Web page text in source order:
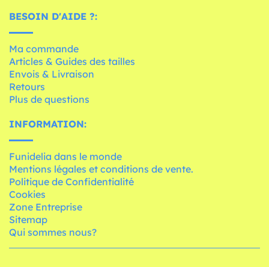
BESOIN D'AIDE ?:
Ma commande
Articles & Guides des tailles
Envois & Livraison
Retours
Plus de questions
INFORMATION:
Funidelia dans le monde
Mentions légales et conditions de vente.
Politique de Confidentialité
Cookies
Zone Entreprise
Sitemap
Qui sommes nous?